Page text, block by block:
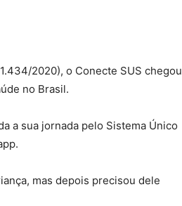
2020), o Conecte SUS chegou
no Brasil.
a sua jornada pelo Sistema Único
mas depois precisou dele